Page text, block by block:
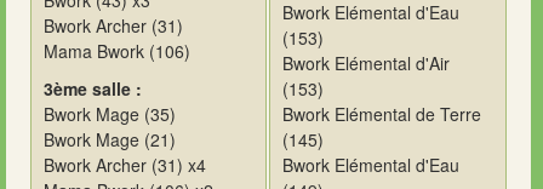
Bwork Archer (31)
Mama Bwork (106)
3ème salle :
Bwork Mage (35)
Bwork Mage (21)
Bwork Archer (31) x4
Bwork Elémental d'Eau
(153)
Bwork Elémental d'Air
(153)
Bwork Elémental de Terre
(145)
Bwork Elémental d'Eau